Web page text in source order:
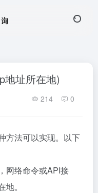
地址所在地)
214 0
方法可以实现。以下
网络命令或API接
。